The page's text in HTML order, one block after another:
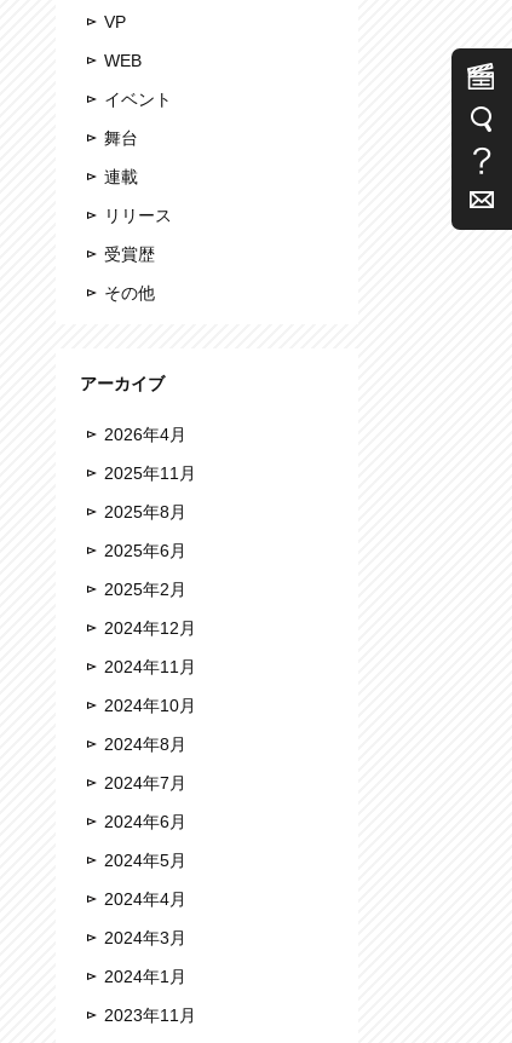
VP
WEB
イベント
舞台
連載
リリース
受賞歴
その他
アーカイブ
2026年4月
2025年11月
2025年8月
2025年6月
2025年2月
2024年12月
2024年11月
2024年10月
2024年8月
2024年7月
2024年6月
2024年5月
2024年4月
2024年3月
2024年1月
2023年11月